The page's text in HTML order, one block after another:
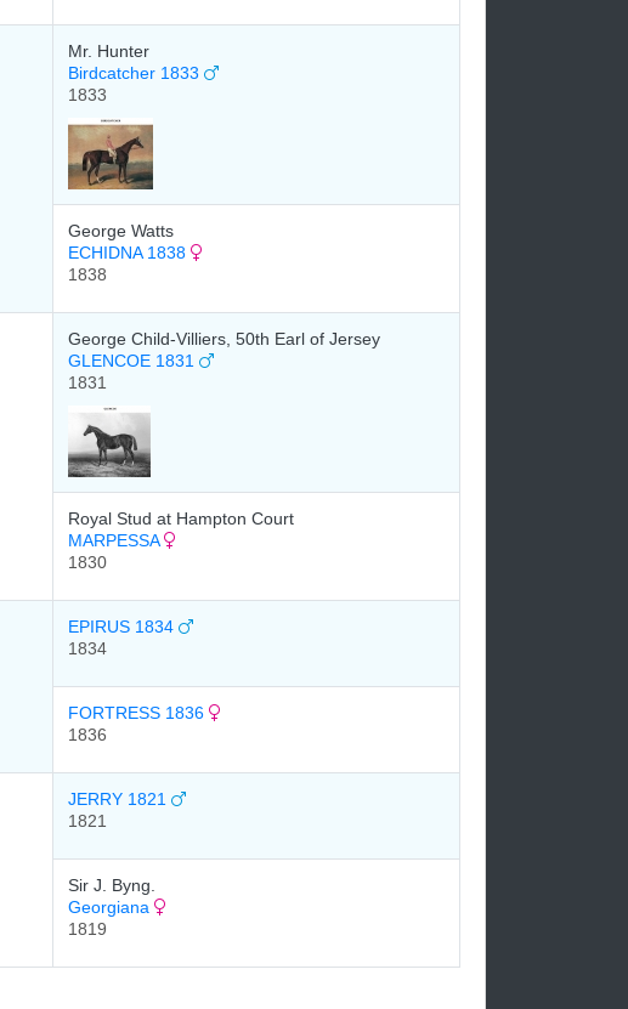
Mr. Hunter
Birdcatcher 1833
1833
George Watts
ECHIDNA 1838
1838
George Child-Villiers, 50th Earl of Jersey
GLENCOE 1831
1831
Royal Stud at Hampton Court
MARPESSA
1830
EPIRUS 1834
1834
FORTRESS 1836
1836
JERRY 1821
1821
Sir J. Byng.
Georgiana
1819